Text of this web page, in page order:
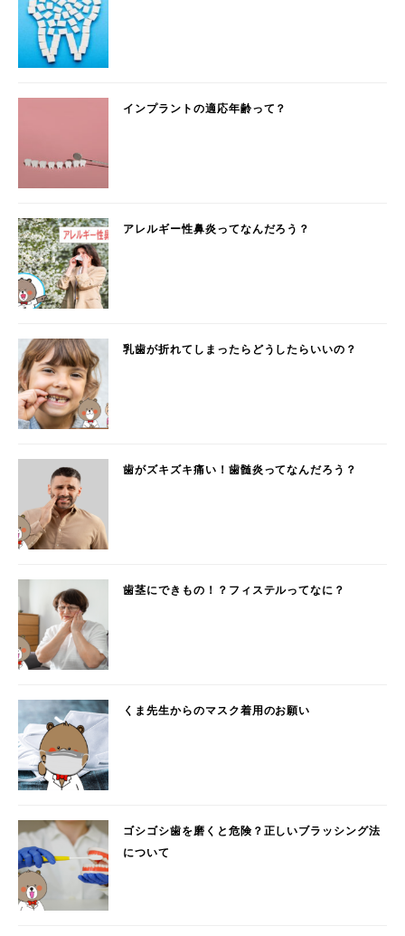
インプラントの適応年齢って？
アレルギー性鼻炎ってなんだろう？
乳歯が折れてしまったらどうしたらいいの？
歯がズキズキ痛い！歯髄炎ってなんだろう？
歯茎にできもの！？フィステルってなに？
くま先生からのマスク着用のお願い
ゴシゴシ歯を磨くと危険？正しいブラッシング法
について